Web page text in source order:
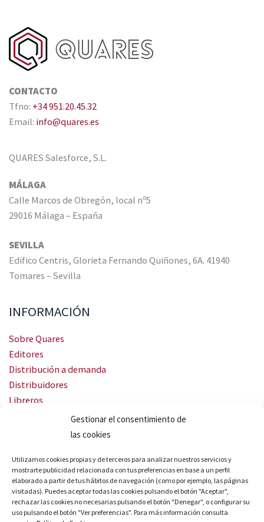
Gestionar el consentimiento de
las cookies
Utilizamos cookies propias y de terceros para analizar nuestros servicios y
mostrarte publicidad relacionada con tus preferencias en base a un perfil
elaborado a partir de tus hábitos de navegación (como por ejemplo, las páginas
visitadas). Puedes aceptar todas las cookies pulsando el botón "Aceptar",
rechazar las cookies no necesarias pulsando el botón "Denegar", o configurar su
uso pulsando el botón "Ver preferencias". Para más información consulta
CONTACTO
Tfno: +34 951.20.45.32
Email: info@quares.es
QUARES Salesforce, S.L.
MÁLAGA
Calle Marcos de Obregón, local nº5
29016 Málaga – España
SEVILLA
Edifico Centris, Glorieta Fernando Quiñones, 6A. 41940
Tomares – Sevilla
INFORMACIÓN
Sobre Quares
Editores
Distribución a demanda
Distribuidores
Libreros
Servicio Landingweb
Crea tu audiobook